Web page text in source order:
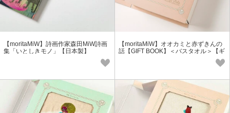
【moritaMiW】詩画作家森田MiW詩画
集「いとしきモノ」【日本製】
【moritaMiW】オオカミと赤ずきんの
話【GIFT BOOK】＜バスタオル＞【ギ